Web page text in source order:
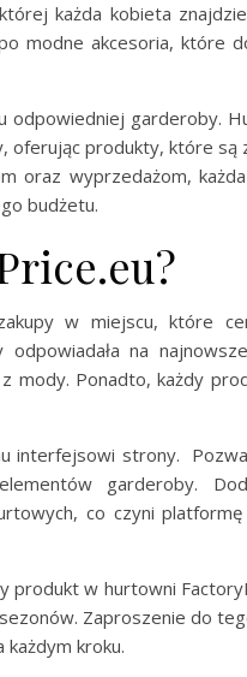
każda kobieta
modne akcesoria, które
odpowiedniej garderoby.
oferując produkty, które są
oraz wyprzedażom,
budżetu.
w miejscu, które
na
mody. Ponadto, każdy
interfejsowi strony.
garderoby.
co czyni
produkt w hurtowni
Zaproszenie do
kroku.